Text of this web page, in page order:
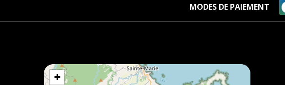
MODES DE PAIEMENT
+